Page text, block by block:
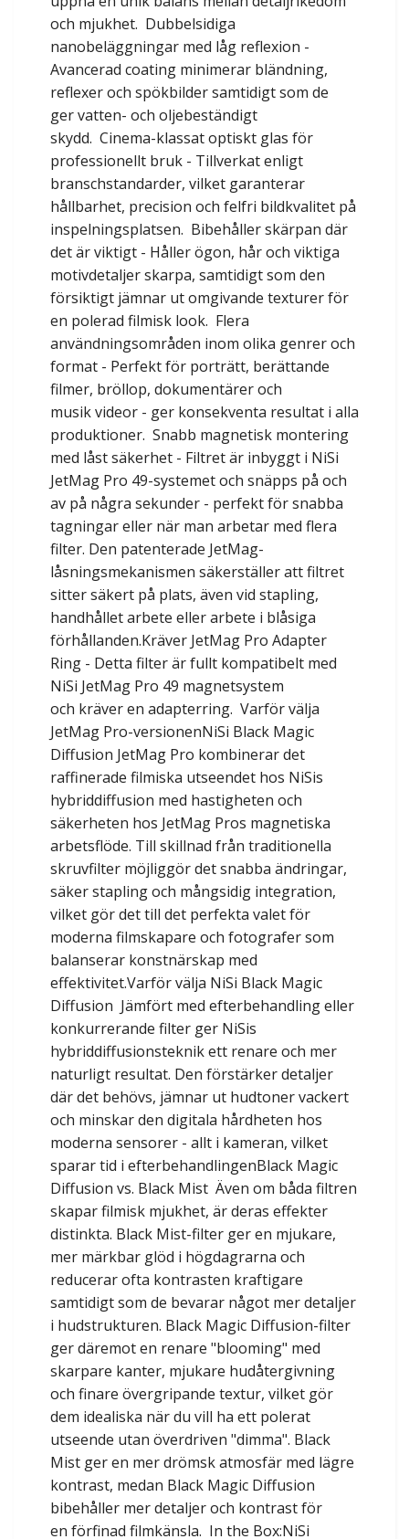
och mjukhet. Dubbelsidiga
nanobeläggningar med låg reflexion -
Avancerad coating minimerar bländning,
reflexer och spökbilder samtidigt som de
ger vatten- och oljebeständigt
skydd. Cinema-klassat optiskt glas för
professionellt bruk - Tillverkat enligt
branschstandarder, vilket garanterar
hållbarhet, precision och felfri bildkvalitet på
inspelningsplatsen. Bibehåller skärpan där
det är viktigt - Håller ögon, hår och viktiga
motivdetaljer skarpa, samtidigt som den
försiktigt jämnar ut omgivande texturer för
en polerad filmisk look. Flera
användningsområden inom olika genrer och
format - Perfekt för porträtt, berättande
filmer, bröllop, dokumentärer och
musik videor - ger konsekventa resultat i alla
produktioner. Snabb magnetisk montering
med låst säkerhet - Filtret är inbyggt i NiSi
JetMag Pro 49-systemet och snäpps på och
av på några sekunder - perfekt för snabba
tagningar eller när man arbetar med flera
filter. Den patenterade JetMag-
låsningsmekanismen säkerställer att filtret
sitter säkert på plats, även vid stapling,
handhållet arbete eller arbete i blåsiga
förhållanden.Kräver JetMag Pro Adapter
Ring - Detta filter är fullt kompatibelt med
NiSi JetMag Pro 49 magnetsystem
och kräver en adapterring. Varför välja
JetMag Pro-versionenNiSi Black Magic
Diffusion JetMag Pro kombinerar det
raffinerade filmiska utseendet hos NiSis
hybriddiffusion med hastigheten och
säkerheten hos JetMag Pros magnetiska
arbetsflöde. Till skillnad från traditionella
skruvfilter möjliggör det snabba ändringar,
säker stapling och mångsidig integration,
vilket gör det till det perfekta valet för
moderna filmskapare och fotografer som
balanserar konstnärskap med
effektivitet.Varför välja NiSi Black Magic
Diffusion Jämfört med efterbehandling eller
konkurrerande filter ger NiSis
hybriddiffusionsteknik ett renare och mer
naturligt resultat. Den förstärker detaljer
där det behövs, jämnar ut hudtoner vackert
och minskar den digitala hårdheten hos
moderna sensorer - allt i kameran, vilket
sparar tid i efterbehandlingenBlack Magic
Diffusion vs. Black Mist Även om båda filtren
skapar filmisk mjukhet, är deras effekter
distinkta. Black Mist-filter ger en mjukare,
mer märkbar glöd i högdagrarna och
reducerar ofta kontrasten kraftigare
samtidigt som de bevarar något mer detaljer
i hudstrukturen. Black Magic Diffusion-filter
ger däremot en renare "blooming" med
skarpare kanter, mjukare hudåtergivning
och finare övergripande textur, vilket gör
dem idealiska när du vill ha ett polerat
utseende utan överdriven "dimma". Black
Mist ger en mer drömsk atmosfär med lägre
kontrast, medan Black Magic Diffusion
bibehåller mer detaljer och kontrast för
en förfinad filmkänsla. In the Box:NiSi